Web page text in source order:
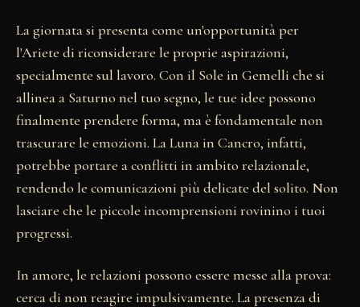
La giornata si presenta come un'opportunità per
l'Ariete di riconsiderare le proprie aspirazioni,
specialmente sul lavoro. Con il Sole in Gemelli che si
allinea a Saturno nel tuo segno, le tue idee possono
finalmente prendere forma, ma è fondamentale non
trascurare le emozioni. La Luna in Cancro, infatti,
potrebbe portare a conflitti in ambito relazionale,
rendendo le comunicazioni più delicate del solito. Non
lasciare che le piccole incomprensioni rovinino i tuoi
progressi.
In amore, le relazioni possono essere messe alla prova:
cerca di non reagire impulsivamente. La presenza di